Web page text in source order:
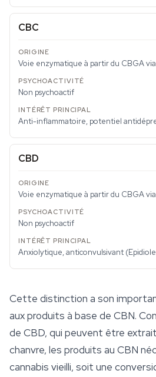
CBC
Voie enzymatique à partir du CBGA
Non psychoactif
Anti-inflammatoire, potentiel
CBD
Voie enzymatique à partir du CBGA
Non psychoactif
Anxiolytique, anticonvulsivant
Cette distinction a son
aux produits à base de CBN.
de CBD, qui peuvent être
chanvre, les produits au CBN
cannabis vieilli, soit une